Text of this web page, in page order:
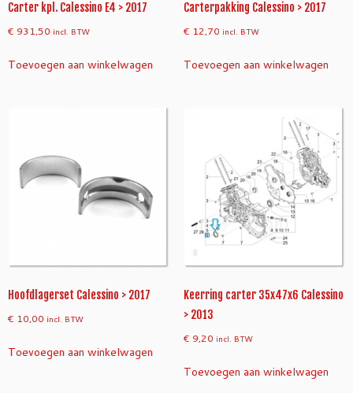
Carter kpl. Calessino E4 > 2017
€ 931,50 incl. BTW
Toevoegen aan winkelwagen
Carterpakking Calessino > 2017
€ 12,70 incl. BTW
Toevoegen aan winkelwagen
Hoofdlagerset Calessino > 2017
€ 10,00 incl. BTW
Toevoegen aan winkelwagen
Keerring carter 35x47x6 Calessino
> 2013
€ 9,20 incl. BTW
Toevoegen aan winkelwagen